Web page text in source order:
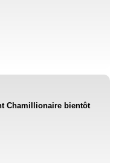
Chamillionaire bientôt